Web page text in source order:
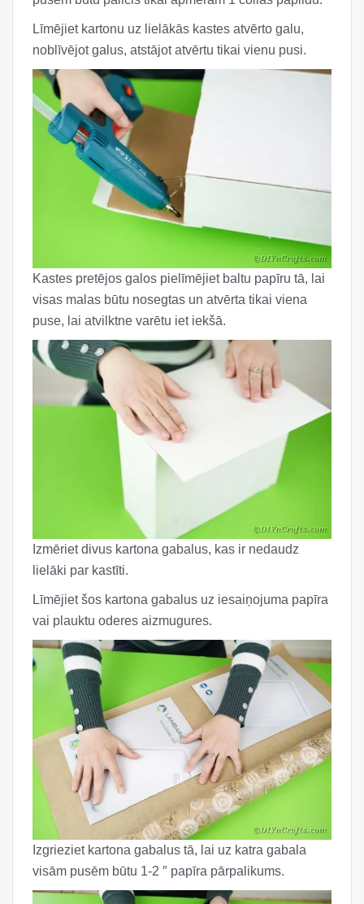
Līmējiet kartonu uz lielākās kastes atvērto galu,
noblīvējot galus, atstājot atvērtu tikai vienu pusi.
Kastes pretējos galos pielīmējiet baltu papīru tā, lai
visas malas būtu nosegtas un atvērta tikai viena
puse, lai atvilktne varētu iet iekšā.
Izmēriet divus kartona gabalus, kas ir nedaudz
lielāki par kastīti.
Līmējiet šos kartona gabalus uz iesaiņojuma papīra
vai plauktu oderes aizmugures.
Izgrieziet kartona gabalus tā, lai uz katra gabala
visām pusēm būtu 1-2 ″ papīra pārpalikums.